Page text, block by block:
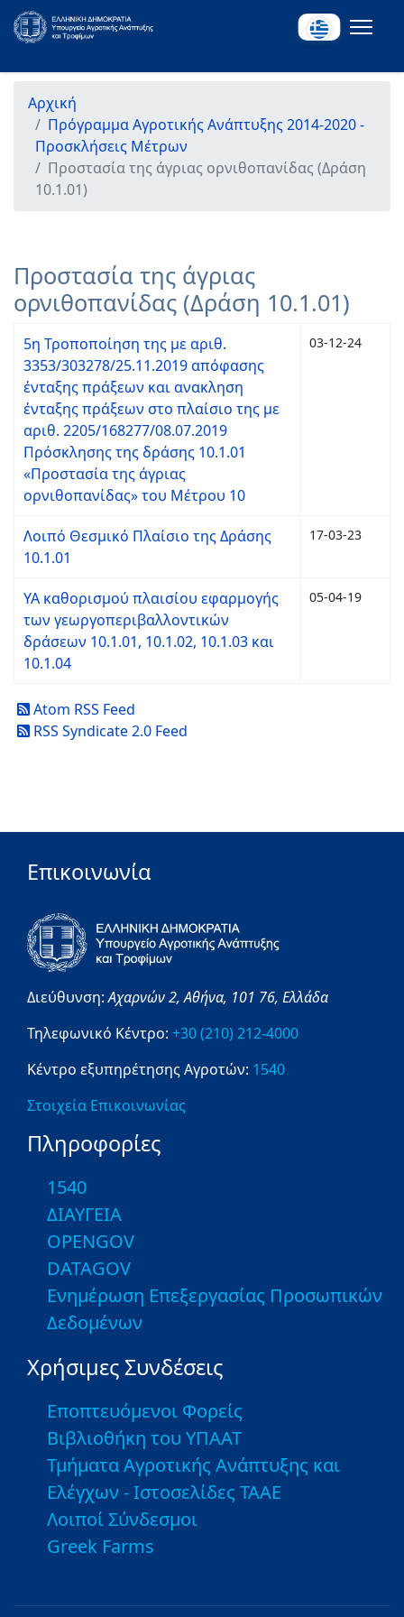
Αρχική
Πρόγραμμα Αγροτικής Ανάπτυξης 2014-2020 -
Προσκλήσεις Μέτρων
Προστασία της άγριας ορνιθοπανίδας (Δράση
10.1.01)
Προστασία της άγριας
ορνιθοπανίδας (Δράση 10.1.01)
5η Τροποποίηση της με αριθ.
3353/303278/25.11.2019 απόφασης
ένταξης πράξεων και ανακληση
ένταξης πράξεων στο πλαίσιο της με
αριθ. 2205/168277/08.07.2019
Πρόσκλησης της δράσης 10.1.01
«Προστασία της άγριας
ορνιθοπανίδας» του Μέτρου 10
03-12-24
Λοιπό Θεσμικό Πλαίσιο της Δράσης
10.1.01
17-03-23
ΥΑ καθορισμού πλαισίου εφαρμογής
των γεωργοπεριβαλλοντικών
δράσεων 10.1.01, 10.1.02, 10.1.03 και
10.1.04
05-04-19
Atom RSS Feed
RSS Syndicate 2.0 Feed
Επικοινωνία
Διεύθυνση:Αχαρνών 2,Αθήνα, 101 76, Ελλάδα
Τηλεφωνικό Κέντρο: +30 (210) 212-4000
Κέντρο εξυπηρέτησης Αγροτών: 1540
Στοιχεία Επικοινωνίας
Πληροφορίες
1540
ΔΙΑΥΓΕΙΑ
OPENGOV
DATAGOV
Ενημέρωση Επεξεργασίας Προσωπικών
Δεδομένων
Χρήσιμες Συνδέσεις
Εποπτευόμενοι Φορείς
Βιβλιοθήκη του ΥΠΑΑΤ
Τμήματα Αγροτικής Ανάπτυξης και
Ελέγχων - Ιστοσελίδες ΤΑΑΕ
Λοιποί Σύνδεσμοι
Greek Farms